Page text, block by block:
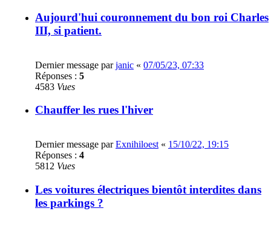
Aujourd'hui couronnement du bon roi Charles
III, si patient.
Dernier message parjanic « 07/05/23, 07:33
Réponses : 5
4583 Vues
Chauffer les rues l'hiver
Dernier message parExnihiloest « 15/10/22, 19:15
Réponses : 4
5812 Vues
Les voitures électriques bientôt interdites dans
les parkings ?